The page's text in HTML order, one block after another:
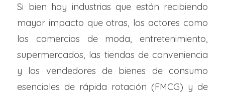
Si bien hay industrias que están recibiendo
mayor impacto que otras, los actores como
los comercios de moda, entretenimiento,
supermercados, las tiendas de conveniencia
y los vendedores de bienes de consumo
esenciales de rápida rotación (FMCG) y de